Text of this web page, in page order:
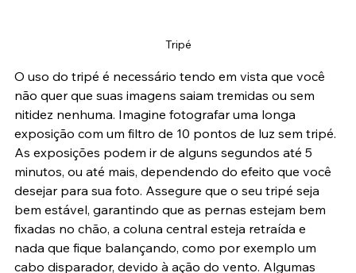
O uso do tripé é necessário tendo em vista que você
não quer que suas imagens saiam tremidas ou sem
nitidez nenhuma. Imagine fotografar uma longa
exposição com um filtro de 10 pontos de luz sem tripé.
As exposições podem ir de alguns segundos até 5
minutos, ou até mais, dependendo do efeito que você
desejar para sua foto. Assegure que o seu tripé seja
bem estável, garantindo que as pernas estejam bem
fixadas no chão, a coluna central esteja retraída e
nada que fique balançando, como por exemplo um